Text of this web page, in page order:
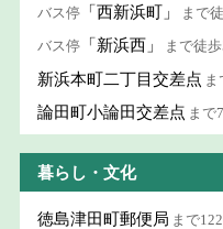
バス停 「西新浜町」 まで
バス停 「新浜西」 まで徒
新浜本町二丁目交差点
論田町小論田交差点 まで
暮らし・文化
徳島津田町郵便局 まで